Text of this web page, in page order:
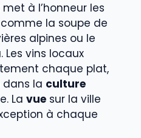
à l’honneur les
la soupe de
alpines ou le
vins locaux
chaque plat,
la culture
La vue sur la ville
à chaque